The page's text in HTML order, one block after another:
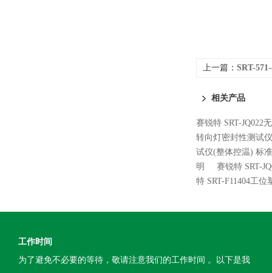
上一篇： SRT-
相关产品
赛锐特 SRT-JQ022
转向灯密封性测试
试仪(整体控温) 标准
明
赛锐特 SRT-
特 SRT-F11404工
工作时间
为了避免不必要的等待，敬请注意我们的工作时间 。以下是我